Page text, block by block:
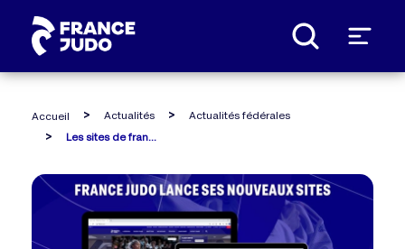
Accueil Actualités
Actualités fédérales